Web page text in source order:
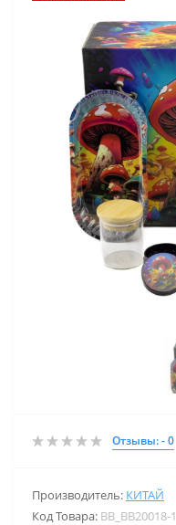
Отзывы: - 0
Производитель: КИТАЙ
Код Товара: BB_BB20018-1